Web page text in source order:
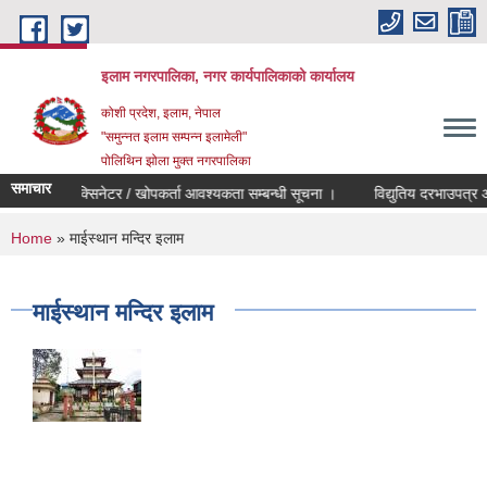
Skip to main content
इलाम नगरपालिका, नगर कार्यपालिकाको कार्यालय
कोशी प्रदेश, इलाम, नेपाल
"समुन्नत इलाम सम्पन्न इलामेली"
पोलिथिन झोला मुक्त नगरपालिका
समाचारभ्याक्सिनेटर / खोपकर्ता आवश्यकता सम्बन्धी सूचना । विद्युतिय दरभाउपत्र
You are here
Home » माईस्थान मन्दिर इलाम
माईस्थान मन्दिर इलाम